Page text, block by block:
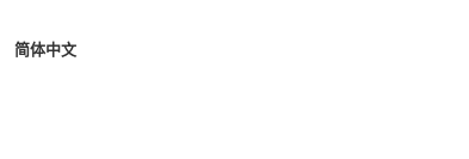
简体中文